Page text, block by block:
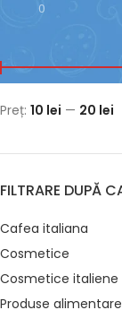
0
Preț: 10 lei — 20 lei
FILTRARE DUPĂ
Cafea italiana
Cosmetice
Cosmetice italiene
Produse